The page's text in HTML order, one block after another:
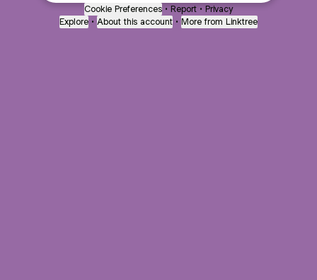
Cookie Preferences • Report • Privacy
Explore • About this account • More from Linktree